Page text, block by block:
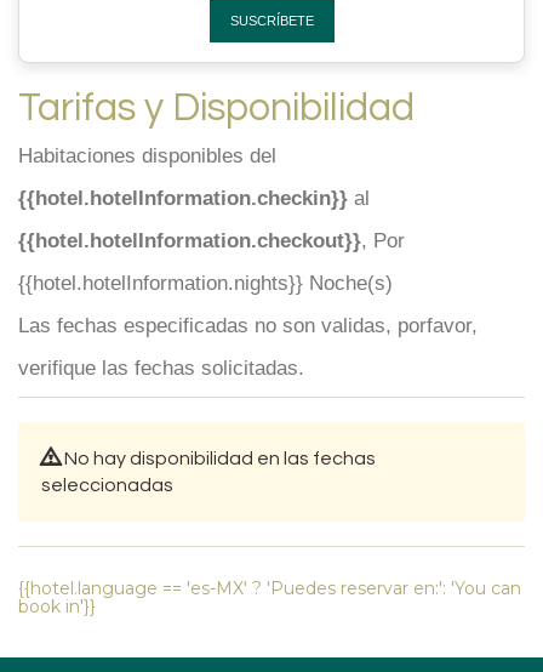
SUSCRÍBETE
Tarifas y Disponibilidad
Habitaciones disponibles del
{{hotel.hotelInformation.checkin}} al
{{hotel.hotelInformation.checkout}}, Por
{{hotel.hotelInformation.nights}} Noche(s)
Las fechas especificadas no son validas, porfavor,
verifique las fechas solicitadas.
No hay disponibilidad en las fechas
seleccionadas
{{hotel.language == 'es-MX' ? 'Puedes reservar en:': 'You can
book in'}}